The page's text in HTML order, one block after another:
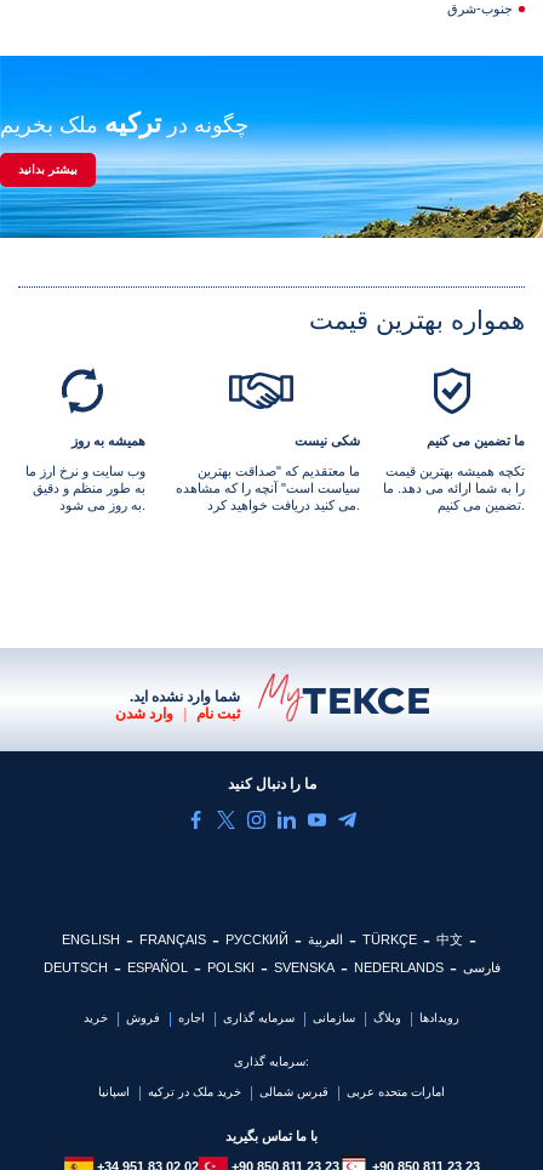
جنوب-شرق
چگونه درترکیهملک بخریم
بیشتر بدانید
همواره بهترین قیمت
همیشه به روز
وب سایت و نرخ ارز ما
به طور منظم و دقیق
شکی نیست
ما معتقدیم که "صداقت بهترین
سیاست است" آنچه را که مشاهده
ما تضمین می کنیم
تکچه همیشه بهترین قیمت
را به شما ارائه می دهد. ما
شما وارد نشده اید.
ثبت نام
| وارد شدن
ما را دنبال کنید
ENGLISH FRANÇAIS РУССКИЙ العربية TÜRKÇE
中文
DEUTSCH
ESPAÑOL POLSKI SVENSKA NEDERLANDS فارسی
خرید فروش اجاره سرمایه گذاری سازمانی وبلاگ رویدادها
سرمایه گذاری:
اسپانیا خرید ملک در ترکیه قبرس شمالی امارات متحده عربی
با ما تماس بگیرید
+34 951 83 02 02 +90 850 811 23 23 +90 850 811 23 23